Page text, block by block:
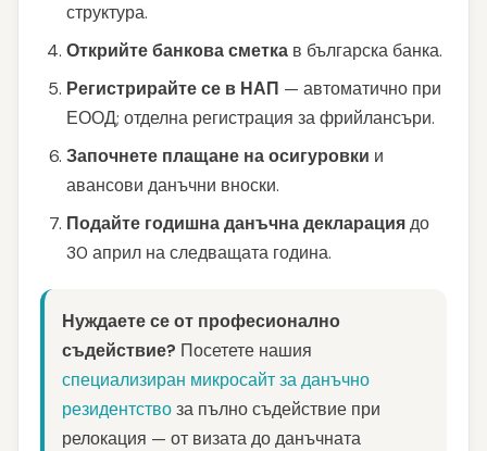
структура.
Открийте банкова сметка в българска банка.
Регистрирайте се в НАП — автоматично при
ЕООД; отделна регистрация за фрийлансъри.
Започнете плащане на осигуровки и
авансови данъчни вноски.
Подайте годишна данъчна декларациядо
30 април на следващата година.
Нуждаете се от професионално
съдействие? Посетете нашия
специализиран микросайт за данъчно
резидентствоза пълно съдействие при
релокация — от визата до данъчната